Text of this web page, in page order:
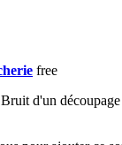
free
d'un